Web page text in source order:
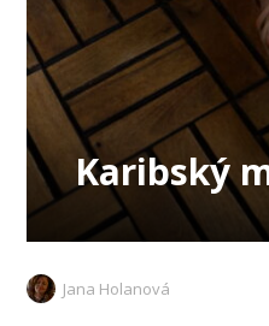
Karibský
Jana Holanová